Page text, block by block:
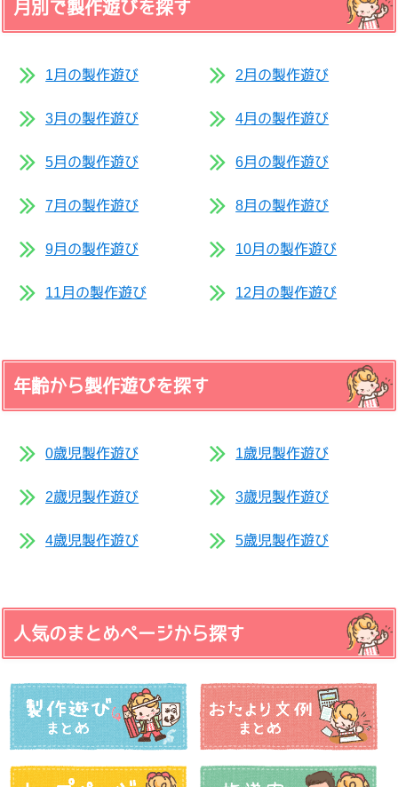
月別で製作遊びを探す
1月の製作遊び 2月の製作遊び
3月の製作遊び 4月の製作遊び
5月の製作遊び 6月の製作遊び
7月の製作遊び 8月の製作遊び
9月の製作遊び 10月の製作遊び
11月の製作遊び 12月の製作遊び
年齢から製作遊びを探す
0歳児製作遊び 1歳児製作遊び
2歳児製作遊び 3歳児製作遊び
4歳児製作遊び 5歳児製作遊び
人気のまとめページから探す